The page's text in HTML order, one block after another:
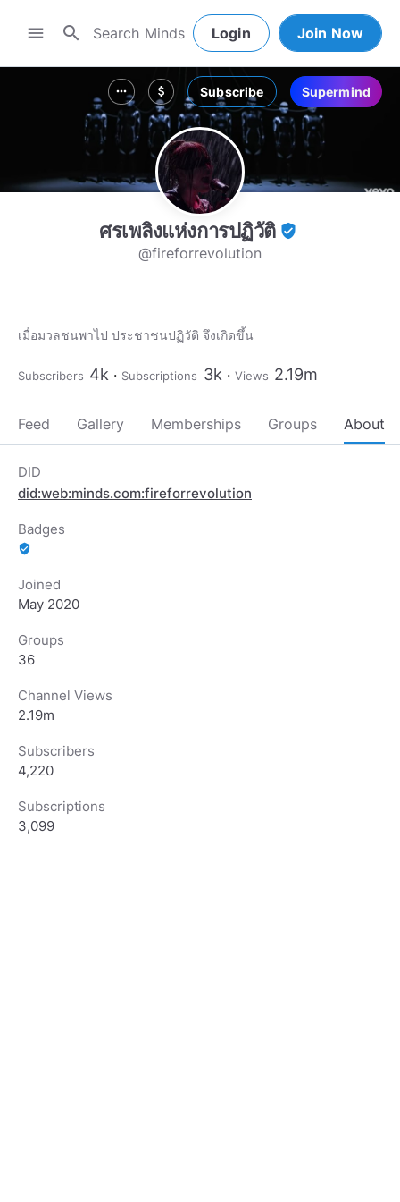
menu search Login Join Now
more_horiz attach_money Subscribe Supermind
ศรเพลิงแห่งการปฏิวัติ verified_user
@fireforrevolution
เมื่อมวลชนพาไป ประชาชนปฏิวัติ จึงเกิดขึ้น
Subscribers 4k Subscriptions 3k Views 2.19m
Feed Gallery Memberships Groups About
DID
did:web:minds.com:fireforrevolution
Badges
verified_user
Joined
May 2020
Groups
36
Channel Views
2.19m
Subscribers
4,220
Subscriptions
3,099